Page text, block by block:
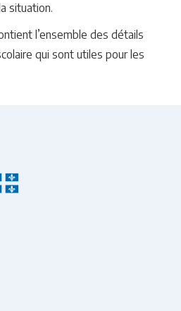
situation.
l’ensemble des détails
qui sont utiles pour les